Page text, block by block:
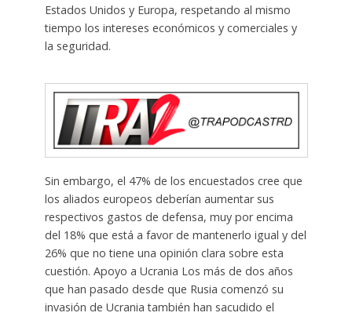
Estados Unidos y Europa, respetando al mismo
tiempo los intereses económicos y comerciales y
la seguridad.
Sin embargo, el 47% de los encuestados cree que
los aliados europeos deberían aumentar sus
respectivos gastos de defensa, muy por encima
del 18% que está a favor de mantenerlo igual y del
26% que no tiene una opinión clara sobre esta
cuestión. Apoyo a Ucrania Los más de dos años
que han pasado desde que Rusia comenzó su
invasión de Ucrania también han sacudido el